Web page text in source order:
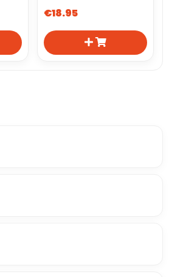
€18.95